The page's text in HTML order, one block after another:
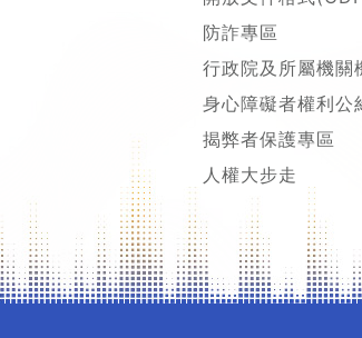
防詐專區
行政院及所屬機關
身心障礙者權利公
揭弊者保護專區
人權大步走